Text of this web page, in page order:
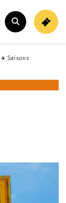
Rechercher
Saisons